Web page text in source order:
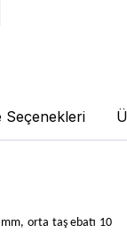
Seçenekleri
orta taş ebatı 10